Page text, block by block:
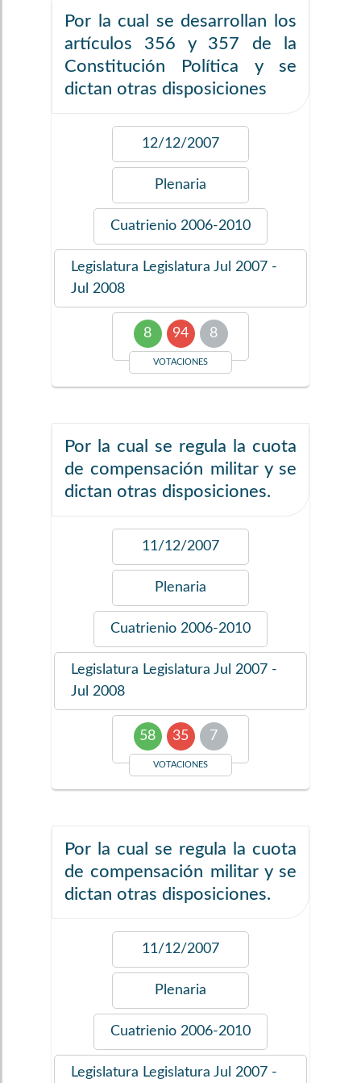
Por la cual se desarrollan los
artículos 356 y 357 de la
Constitución Política y se
dictan otras disposiciones
12/12/2007
Plenaria
Cuatrienio 2006-2010
Legislatura Legislatura Jul 2007 -
Jul 2008
8 94 8
VOTACIONES
Por la cual se regula la cuota
de compensación militar y se
dictan otras disposiciones.
11/12/2007
Plenaria
Cuatrienio 2006-2010
Legislatura Legislatura Jul 2007 -
Jul 2008
58 35 7
VOTACIONES
Por la cual se regula la cuota
de compensación militar y se
dictan otras disposiciones.
11/12/2007
Plenaria
Cuatrienio 2006-2010
Legislatura Legislatura Jul 2007 -